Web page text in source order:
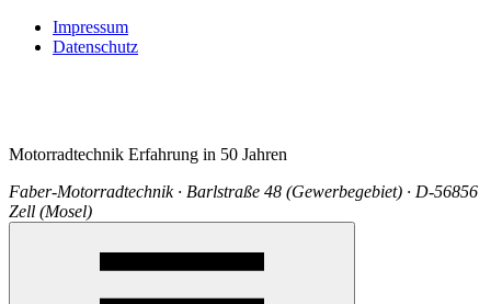
Impressum
Datenschutz
Motorradtechnik Erfahrung in 50 Jahren
Faber-Motorradtechnik · Barlstraße 48 (Gewerbegebiet) · D-56856
Zell (Mosel)